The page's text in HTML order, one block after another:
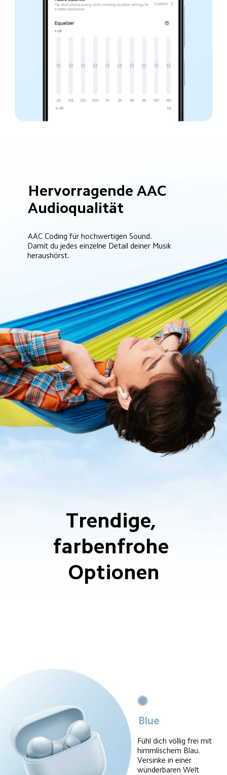
Hervorragende AAC
Audioqualität
AAC Coding für hochwertigen Sound.
Damit du jedes einzelne Detail deiner Musik
heraushörst.
Trendige,
farbenfrohe
Optionen
Blue
Fühl dich völlig frei mit
himmlischem Blau.
Versinke in einer
wunderbaren Welt